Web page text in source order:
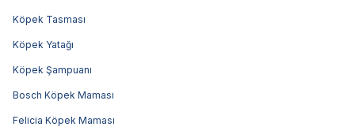
Köpek Tasması
Köpek Yatağı
Köpek Şampuanı
Bosch Köpek Maması
Felicia Köpek Maması